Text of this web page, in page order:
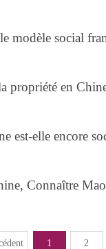
modèle social
propriété en
est-elle encore
Connaître
1 2